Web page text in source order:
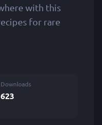
with this
for rare
Downloads
623